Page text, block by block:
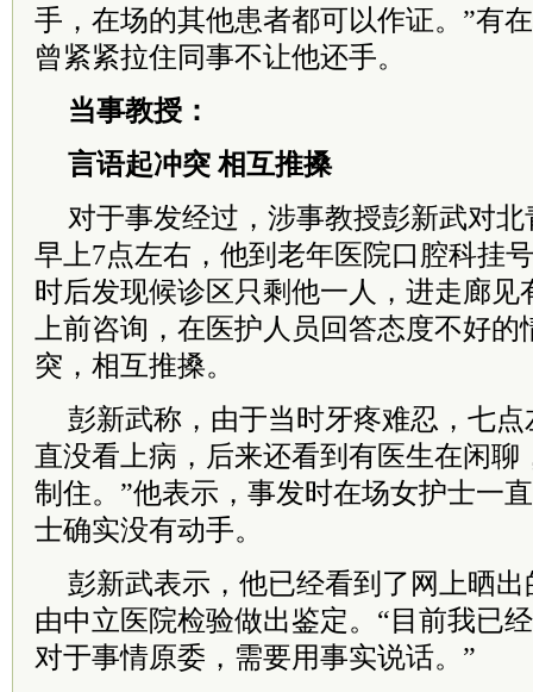
手，在场的其他患者都可以作证。”有
曾紧紧拉住同事不让他还手。
当事教授：
言语起冲突 相互推搡
对于事发经过，涉事教授彭新武对
早上7点左右，他到老年医院口腔科挂
时后发现候诊区只剩他一人，进走廊见
上前咨询，在医护人员回答态度不好
突，相互推搡。
彭新武称，由于当时牙疼难忍，七
直没看上病，后来还看到有医生在闲聊
制住。”他表示，事发时在场女护士一
士确实没有动手。
彭新武表示，他已经看到了网上晒
由中立医院检验做出鉴定。“目前我已
对于事情原委，需要用事实说话。”